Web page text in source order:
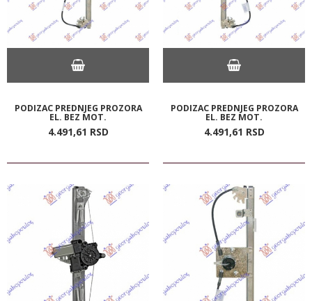
PODIZAC PREDNJEG PROZORA
EL. BEZ MOT.
4.491,61 RSD
PODIZAC PREDNJEG PROZORA
EL. BEZ MOT.
4.491,61 RSD